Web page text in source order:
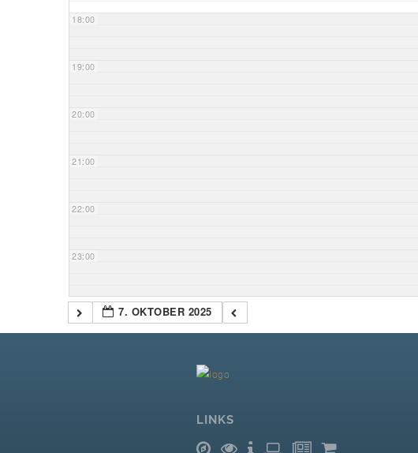
18:00
19:00
20:00
21:00
22:00
23:00
7. OKTOBER 2025
LINKS